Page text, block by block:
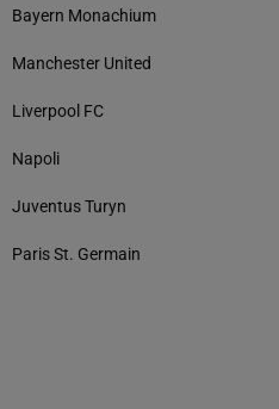
Bayern Monachium
Manchester United
Liverpool FC
Napoli
Juventus Turyn
Paris St. Germain